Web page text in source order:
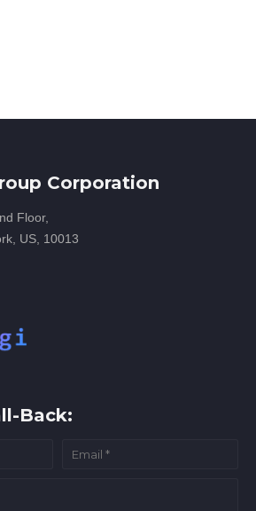
Corporation
Floor,
US, 10013
Back: